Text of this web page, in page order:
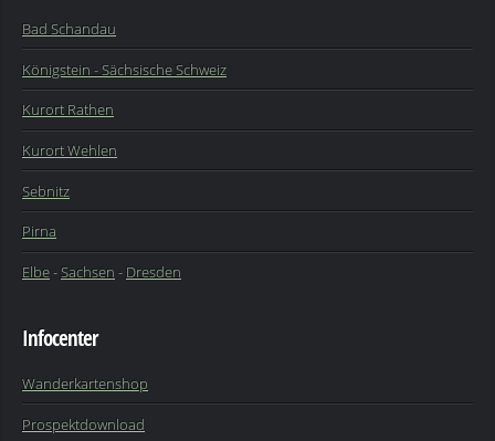
Bad Schandau
Königstein - Sächsische Schweiz
Kurort Rathen
Kurort Wehlen
Sebnitz
Pirna
Elbe-Sachsen - Dresden
Infocenter
Wanderkartenshop
Prospektdownload